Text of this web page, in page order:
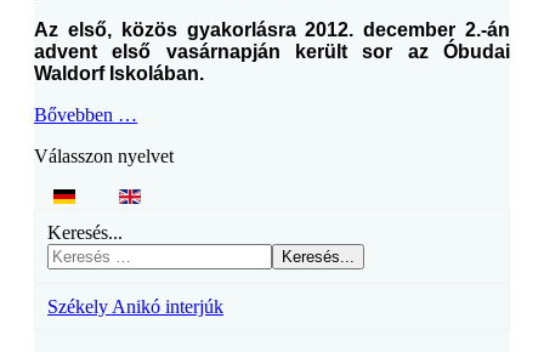
Az első, közös gyakorlásra 2012. december 2.-án
advent első vasárnapján került sor az Óbudai
Waldorf Iskolában.
Bővebben …
Válasszon nyelvet
Keresés...
Keresés...
Székely Anikó interjúk